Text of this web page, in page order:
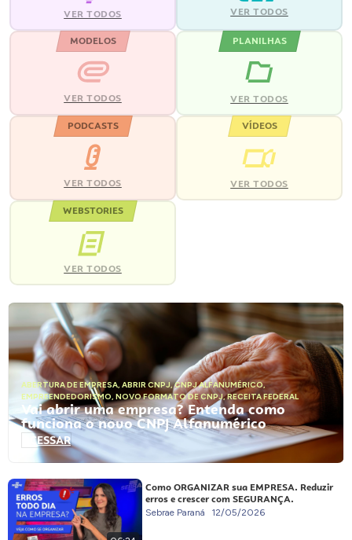
VER TODOS VER TODOS
MODELOS
VER TODOS
PLANILHAS
VER TODOS
PODCASTS
VER TODOS
VÍDEOS
VER TODOS
WEBSTORIES
VER TODOS
ABERTURA DE EMPRESA, ABRIR CNPJ,CNPJ ALFANUMÉRICO,
EMPREENDEDORISMO, NOVO FORMATO DE CNPJ,RECEITA FEDERAL
Vai abrir uma empresa? Entenda como
funciona o novo CNPJ Alfanumérico
ACESSAR
Como ORGANIZAR sua EMPRESA. Reduzir
erros e crescer com SEGURANÇA.
Sebrae Paraná 12/05/2026